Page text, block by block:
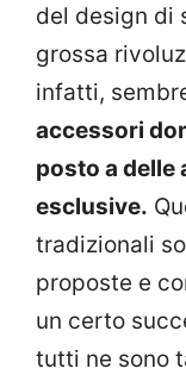
del design di
grossa
infatti,
accessori
posto a delle
esclusive.
tradizionali
proposte e
un certo
tutti ne sono